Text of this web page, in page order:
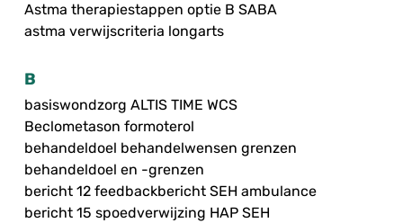
Astma therapiestappen optie B SABA
astma verwijscriteria longarts
B
basiswondzorg ALTIS TIME WCS
Beclometason formoterol
behandeldoel behandelwensen grenzen
behandeldoel en -grenzen
bericht 12 feedbackbericht SEH ambulance
bericht 15 spoedverwijzing HAP SEH